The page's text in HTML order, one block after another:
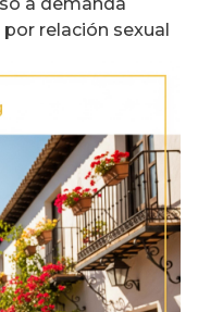
a demanda
relación sexual